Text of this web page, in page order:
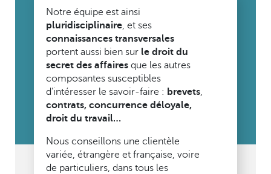
Notre équipe est ainsi
pluridisciplinaire, et ses
connaissances transversales
portent aussi bien sur le droit du
secret des affairesque les autres
composantes susceptibles
d’intéresser le savoir-faire : brevets,
contrats, concurrence déloyale,
droit du travail…
Nous conseillons une clientèle
variée, étrangère et française, voire
de particuliers, dans tous les